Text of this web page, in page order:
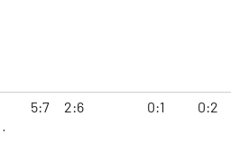
·
5:7 2:6 0:1 0:2